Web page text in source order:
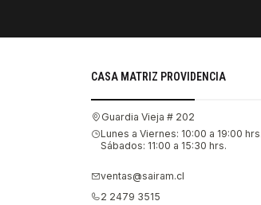
CASA MATRIZ PROVIDENCIA
Guardia Vieja # 202
Lunes a Viernes: 10:00 a 19:00
Sábados: 11:00 a 15:30 hrs.
ventas@sairam.cl
2 2479 3515